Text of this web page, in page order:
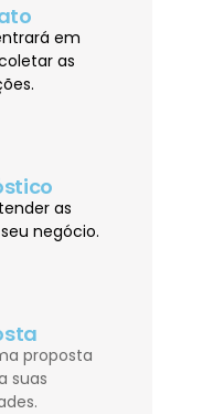
em
as
as
negócio.
proposta
suas